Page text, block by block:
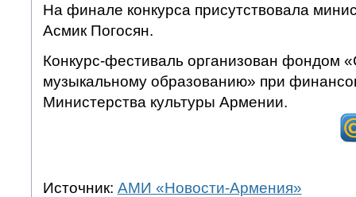
На финале конкурса присутствовала
Асмик Погосян.
Конкурс-фестиваль организован фондом
музыкальному образованию» при
Министерства культуры Армении.
Источник: АМИ «Новости-Армения»